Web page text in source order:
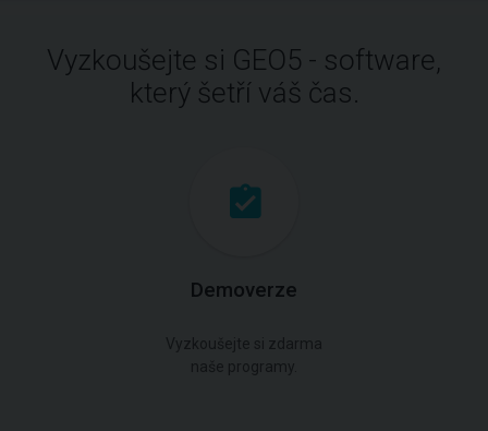
Vyzkoušejte si GEO5 - software,
který šetří váš čas.
Demoverze
Vyzkoušejte si zdarma
naše programy.